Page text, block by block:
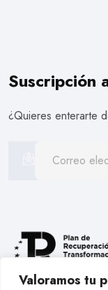
Valoramos tu
Suscripción
¿Quieres enterarte